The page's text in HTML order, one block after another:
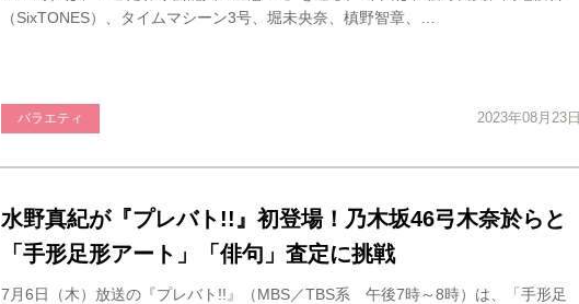
（SixTONES）、タイムマシーン3号、堀未央奈、槙野智章、…
2023年08月23日
バラエティ
水野真紀が『プレバト!!』初登場！乃木坂46弓木奈於らと
「手形足形アート」「俳句」査定に挑戦
7月6日（木）放送の『プレバト!!』（MBS／TBS系 午後7時～8時）は、「手形足